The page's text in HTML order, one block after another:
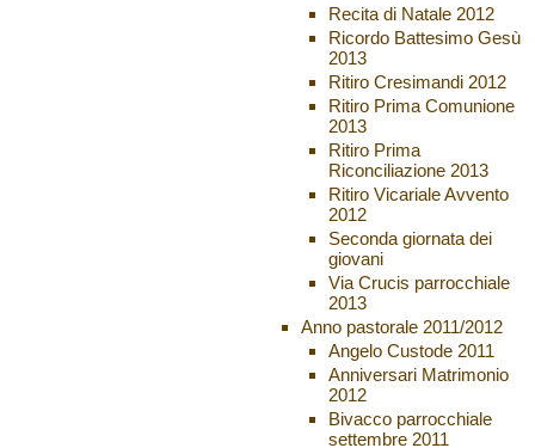
Recita di Natale 2012
Ricordo Battesimo Gesù
2013
Ritiro Cresimandi 2012
Ritiro Prima Comunione
2013
Ritiro Prima
Riconciliazione 2013
Ritiro Vicariale Avvento
2012
Seconda giornata dei
giovani
Via Crucis parrocchiale
2013
Anno pastorale 2011/2012
Angelo Custode 2011
Anniversari Matrimonio
2012
Bivacco parrocchiale
settembre 2011